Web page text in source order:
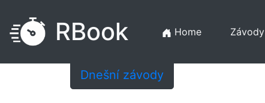
RBook Home Závody
Dnešní závody